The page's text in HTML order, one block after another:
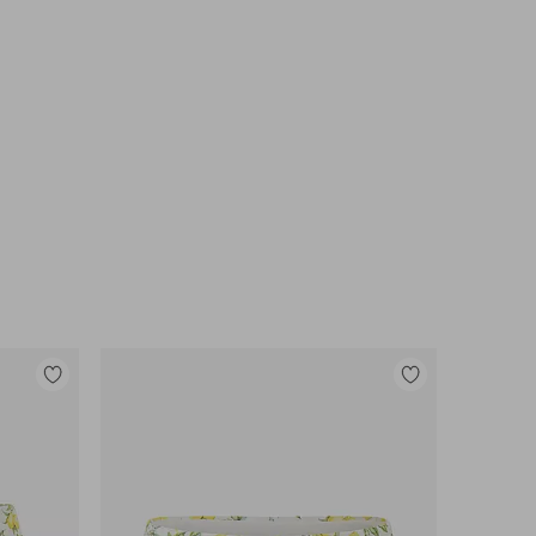
Toevoegen
Toevoegen